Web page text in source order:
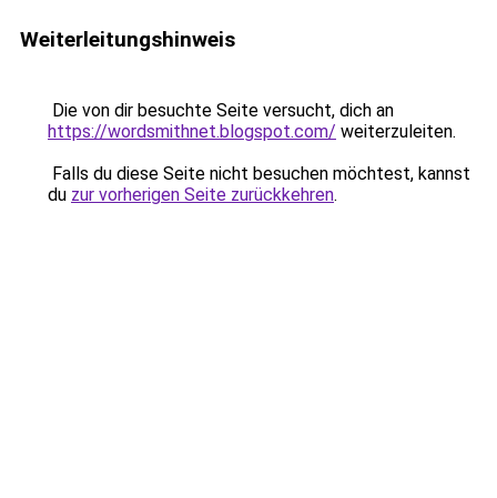
Weiterleitungshinweis
Die von dir besuchte Seite versucht, dich an
https://wordsmithnet.blogspot.com/ weiterzuleiten.
Falls du diese Seite nicht besuchen möchtest, kannst
du zur vorherigen Seite zurückkehren.